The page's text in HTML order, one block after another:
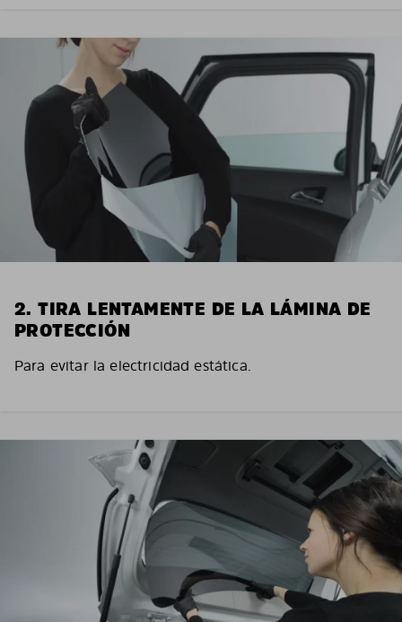
2. TIRA LENTAMENTE DE LA LÁMINA DE
PROTECCIÓN
Para evitar la electricidad estática.